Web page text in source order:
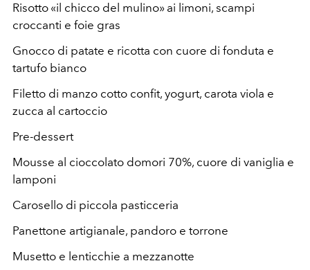
Risotto «il chicco del mulino» ai limoni, scampi
croccanti e foie gras
Gnocco di patate e ricotta con cuore di fonduta e
tartufo bianco
Filetto di manzo cotto confit, yogurt, carota viola e
zucca al cartoccio
Pre-dessert
Mousse al cioccolato domori 70%, cuore di vaniglia e
lamponi
Carosello di piccola pasticceria
Panettone artigianale, pandoro e torrone
Musetto e lenticchie a mezzanotte